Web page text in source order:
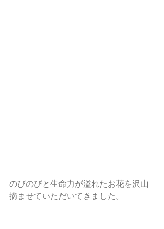
のびのびと生命力が溢れたお花を沢山
摘ませていただいてきました。